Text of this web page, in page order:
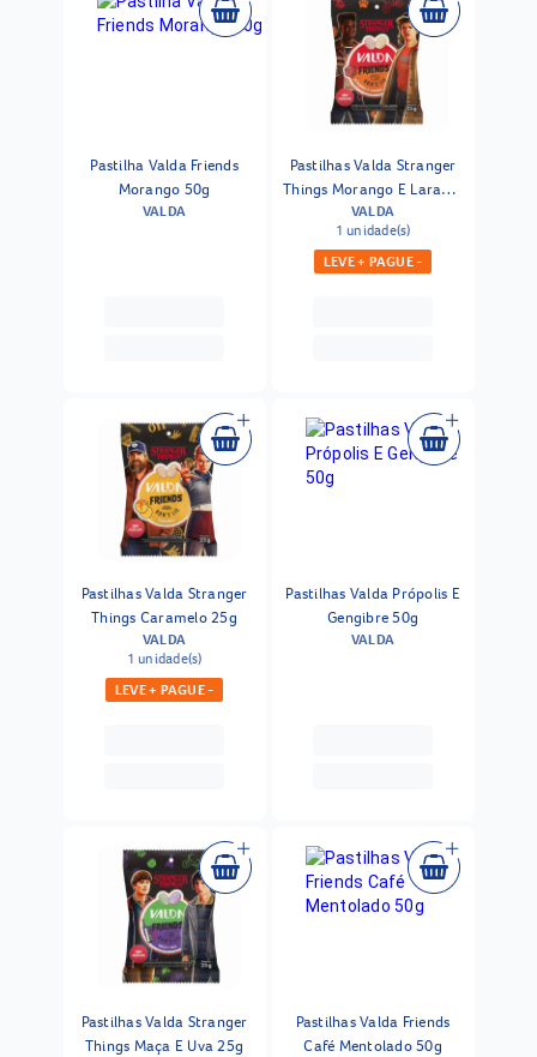
Pastilha Valda Friends
Morango 50g
VALDA
Pastilhas Valda Stranger
Things Morango E Laranja
25g
VALDA
1 unidade(s)
LEVE + PAGUE -
Pastilhas Valda Stranger
Things Caramelo 25g
VALDA
1 unidade(s)
LEVE + PAGUE -
Pastilhas Valda Própolis E
Gengibre 50g
VALDA
Pastilhas Valda Stranger
Things Maça E Uva 25g
Pastilhas Valda Friends
Café Mentolado 50g